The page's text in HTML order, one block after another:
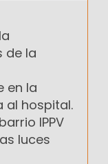
de la
en la
al hospital.
IPPV
luces